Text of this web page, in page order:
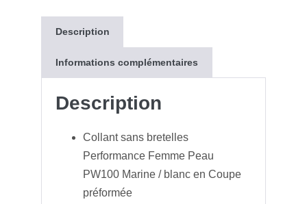
c
e
b
o
o
tt
er
ss
n
g
er
A
p
p
g
e
Description
Informations complémentaires
Description
Collant sans bretelles
Performance Femme Peau
PW100 Marine / blanc en Coupe
préformée